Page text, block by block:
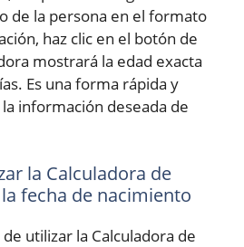
de la persona en el formato
haz clic en el botón de
mostrará la edad exacta
Es una forma rápida y
información deseada de
la Calculadora de
fecha de nacimiento
utilizar la Calculadora de